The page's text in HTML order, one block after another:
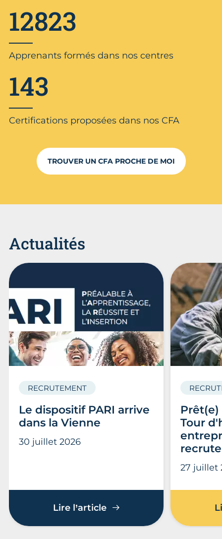
12823
Apprenants formés dans nos centres
143
Certifications proposées dans nos CFA
TROUVER UN CFA PROCHE DE MOI
Actualités
Le dispositif PARI arrive
dans la Vienne
RECRUTEMENT
30 juillet 2026
Lire l’articleLe dispositif PARI arrive
Tour
27 juillet